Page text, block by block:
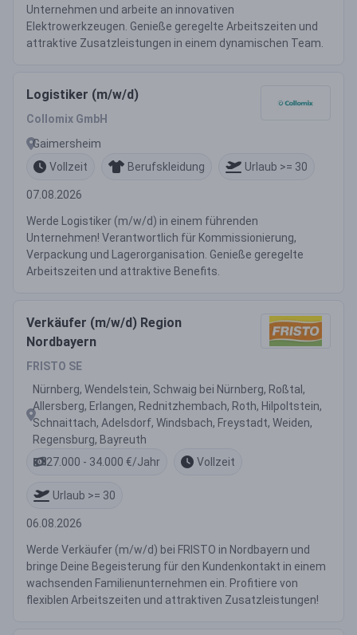
Unternehmen und arbeite an innovativen
Elektrowerkzeugen. Genieße geregelte Arbeitszeiten und
attraktive Zusatzleistungen in einem dynamischen Team.
Logistiker (m/w/d)
Collomix GmbH
Gaimersheim
Vollzeit
Berufskleidung Urlaub >= 30
07.08.2026
Werde Logistiker (m/w/d) in einem führenden
Unternehmen! Verantwortlich für Kommissionierung,
Verpackung und Lagerorganisation. Genieße geregelte
Arbeitszeiten und attraktive Benefits.
Verkäufer (m/w/d) Region
Nordbayern
FRISTO SE
Nürnberg, Wendelstein, Schwaig bei Nürnberg, Roßtal,
Allersberg, Erlangen, Rednitzhembach, Roth, Hilpoltstein,
Schnaittach, Adelsdorf, Windsbach, Freystadt, Weiden,
Regensburg, Bayreuth
27.000 - 34.000 €/Jahr
Vollzeit
Urlaub >= 30
06.08.2026
Werde Verkäufer (m/w/d) bei FRISTO in Nordbayern und
bringe Deine Begeisterung für den Kundenkontakt in einem
wachsenden Familienunternehmen ein. Profitiere von
flexiblen Arbeitszeiten und attraktiven Zusatzleistungen!